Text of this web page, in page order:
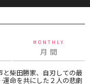
MONTHLY
月 間
と柴田勝家、自刃しての最
命を共にした２人の悲劇